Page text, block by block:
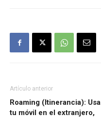
Artículo anterior
Roaming (Itinerancia): Usa
tu móvil en el extranjero,